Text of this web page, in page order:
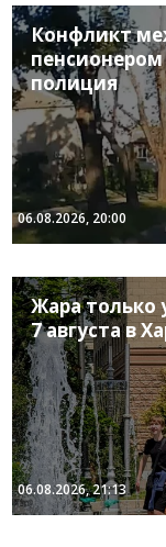
Конфликт
пенсионером
полиция
06.08.2026, 20:00
Жара только
7 августа в
06.08.2026, 21:13